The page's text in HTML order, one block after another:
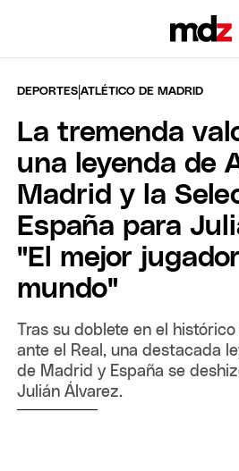
DEPORTES |ATLÉTICO DE MADRID
La tremenda
una leyenda de
Madrid y la
España para
"El mejor
mundo"
Tras su doblete en el
ante el Real, una destacada
de Madrid y España se
Julián Álvarez.